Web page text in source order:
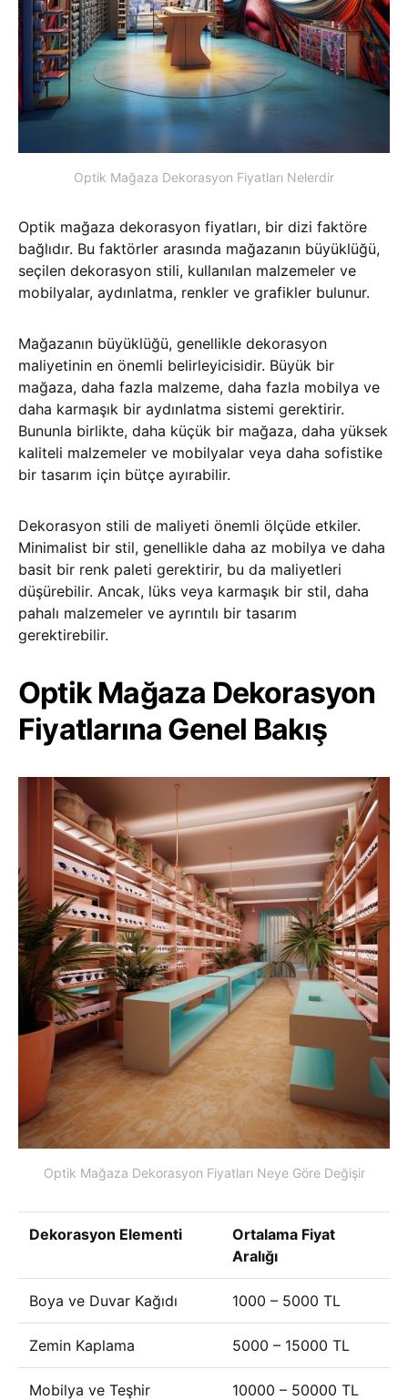
Optik Mağaza Dekorasyon Fiyatları Nelerdir
Optik mağaza dekorasyon fiyatları, bir dizi faktöre
bağlıdır. Bu faktörler arasında mağazanın büyüklüğü,
seçilen dekorasyon stili, kullanılan malzemeler ve
mobilyalar, aydınlatma, renkler ve grafikler bulunur.
Mağazanın büyüklüğü, genellikle dekorasyon
maliyetinin en önemli belirleyicisidir. Büyük bir
mağaza, daha fazla malzeme, daha fazla mobilya ve
daha karmaşık bir aydınlatma sistemi gerektirir.
Bununla birlikte, daha küçük bir mağaza, daha yüksek
kaliteli malzemeler ve mobilyalar veya daha sofistike
bir tasarım için bütçe ayırabilir.
Dekorasyon stili de maliyeti önemli ölçüde etkiler.
Minimalist bir stil, genellikle daha az mobilya ve daha
basit bir renk paleti gerektirir, bu da maliyetleri
düşürebilir. Ancak, lüks veya karmaşık bir stil, daha
pahalı malzemeler ve ayrıntılı bir tasarım
gerektirebilir.
Optik Mağaza Dekorasyon
Fiyatlarına Genel Bakış
Optik Mağaza Dekorasyon Fiyatları Neye Göre Değişir
Dekorasyon Elementi
Ortalama Fiyat
Aralığı
Boya ve Duvar Kağıdı 1000 – 5000 TL
Zemin Kaplama 5000 – 15000 TL
Mobilya ve Teşhir
10000 – 50000 TL